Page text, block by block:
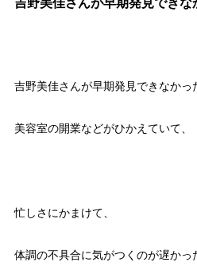
吉野美佳さんが早期発見できなかっ
美容室の開業などがひかえていて、
忙しさにかまけて、
体調の不具合に気がつくのが遅かっ